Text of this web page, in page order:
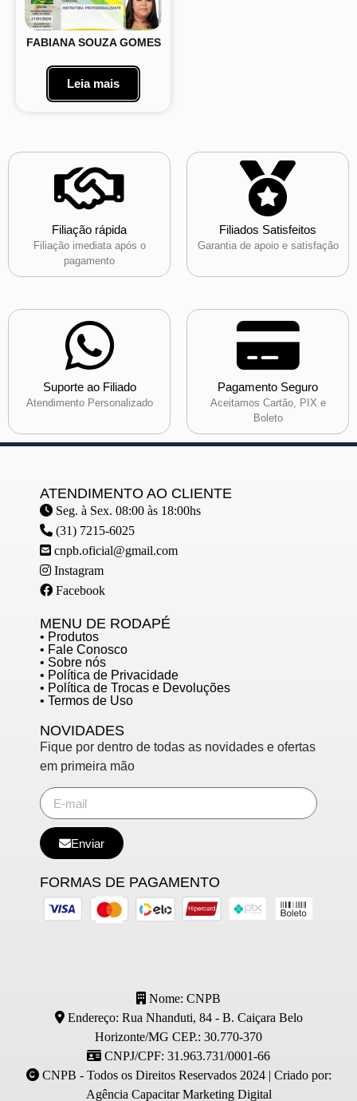
FABIANA SOUZA GOMES
Leia mais
Filiação rápida
Filiação imediata após o
pagamento
Filiados Satisfeitos
Garantia de apoio e satisfação
Suporte ao Filiado
Atendimento Personalizado
Pagamento Seguro
Aceitamos Cartão, PIX e
Boleto
ATENDIMENTO AO CLIENTE
Seg. à Sex. 08:00 às 18:00hs
(31) 7215-6025
cnpb.oficial@gmail.com
Instagram
Facebook
MENU DE RODAPÉ
• Produtos
• Fale Conosco
• Sobre nós
• Política de Privacidade
• Política de Trocas e Devoluções
• Termos de Uso
NOVIDADES
Fique por dentro de todas as novidades e ofertas
em primeira mão
Enviar
FORMAS DE PAGAMENTO
Nome: CNPB
Endereço: Rua Nhanduti, 84 - B. Caiçara Belo
Horizonte/MG CEP.: 30.770-370
CNPJ/CPF: 31.963.731/0001-66
CNPB - Todos os Direitos Reservados 2024 | Criado por:
Agência Capacitar Marketing Digital